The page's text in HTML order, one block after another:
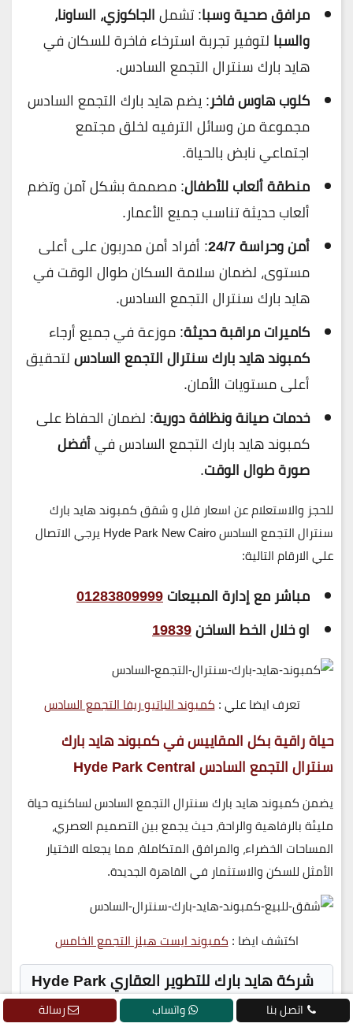
مرافق صحية وسبا: تشملالجاكوزي، الساونا،
والسبا لتوفير تجربة استرخاء فاخرة للسكان في
هايد بارك سنترال التجمع السادس.
كلوب هاوس فاخر: يضم هايد بارك التجمع السادس
مجموعة من وسائل الترفيه لخلق مجتمع
اجتماعي نابض بالحياة.
منطقة ألعاب للأطفال: مصممة بشكل آمن وتضم
ألعاب حديثة تناسب جميع الأعمار.
أمن وحراسة 24/7
: أفراد أمن مدربون على أعلى
مستوى، لضمان سلامة السكان طوال الوقت في
هايد بارك سنترال التجمع السادس.
كاميرات مراقبة حديثة: موزعة في جميع أرجاء
كمبوند هايد بارك سنترال التجمع السادسلتحقيق
أعلى مستويات الأمان.
خدمات صيانة ونظافة دورية: لضمان الحفاظ على
كمبوند هايد بارك التجمع السادس فيأفضل
صورة طوال الوقت.
للحجز والاستعلام عن اسعار فلل و شقق كمبوند هايد بارك
سنترال التجمع السادس Hyde Park New Cairo
يرجي الاتصال
علي الارقام التالية:
مباشر مع إدارة المبيعات01283809999
او خلال الخط الساخن19839
تعرف ايضا علي :كمبوند الباتيو ريفا التجمع السادس
حياة راقية بكل المقاييس في كمبوند هايد بارك
سنترال التجمع السادس Hyde Park Central
يضمنكمبوند هايد بارك سنترال التجمع السادسلساكنيهحياة
مليئة بالرفاهية والراحة، حيث يجمع بينالتصميم العصري،
المساحات الخضراء، والمرافق المتكاملة، مما يجعلهالاختيار
الأمثلللسكن والاستثمار فيالقاهرة الجديدة.
اكتشف ايضا :كمبوند ايست هيلز التجمع الخامس
شركة هايد بارك للتطوير العقاري Hyde Park
Developments
اتصل بنا واتساب رسالة